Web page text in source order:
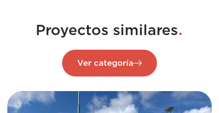
Proyectos similares.
Ver categoría